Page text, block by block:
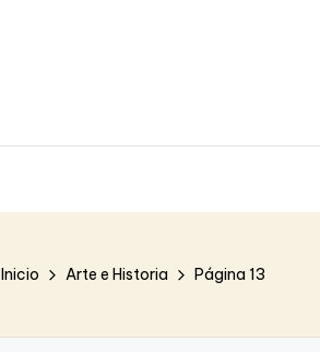
Inicio Arte e Historia Página 13